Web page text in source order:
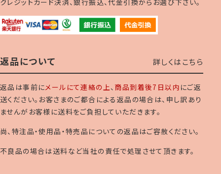
クレジットカード決済、銀行振込、代金引換からお選び下さい。
返品について 詳しくはこちら
返品は事前にメールにて連絡の上、 商品到着後7日以内 にご返
送ください。お客さまのご都合による返品の場合は、申し訳あり
ませんがお客様に送料をご負担していただきます。
尚、特注品・使用品・特売品についての返品はご容赦ください。
不良品の場合は送料など当社の責任で処理させて頂きます。